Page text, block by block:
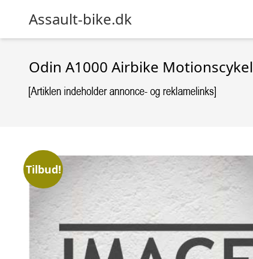
Assault-bike.dk
Odin A1000 Airbike Motionscykel
Tilbud!